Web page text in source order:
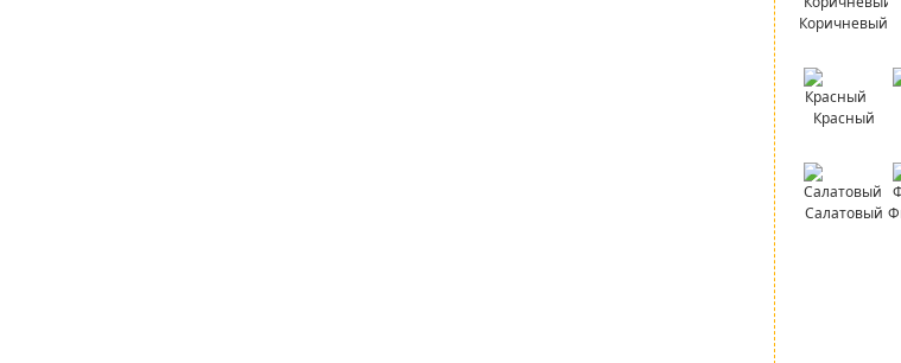
Коричневый
Красный
Салатовый